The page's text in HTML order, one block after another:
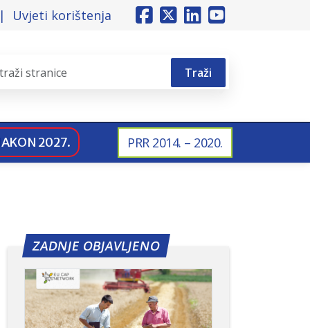
Uvjeti korištenja
Traži
2027. PRR 2014. – 2020.
ZADNJE OBJAVLJENO